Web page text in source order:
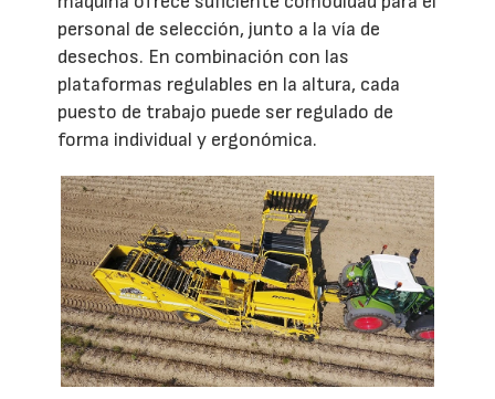
personal de selección, junto a la vía de
desechos. En combinación con las
plataformas regulables en la altura, cada
puesto de trabajo puede ser regulado de
forma individual y ergonómica.